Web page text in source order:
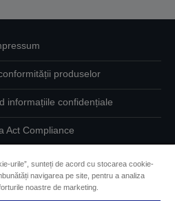
produselor
informațiile confidențiale
Act Compliance
modulele cookie
urile”, sunteți de acord cu stocarea cookie-
navigarea pe site, pentru a analiza
noastre de marketing.